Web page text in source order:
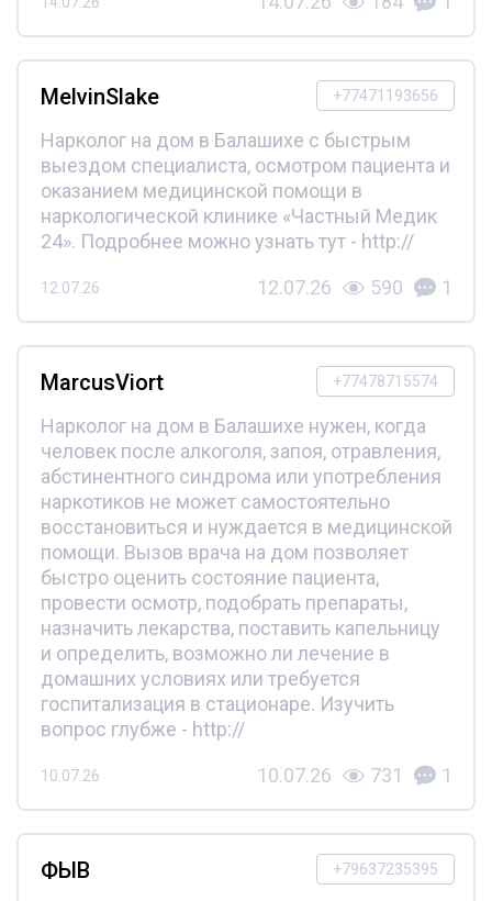
+77471193656
MelvinSlake
Нарколог на дом в Балашихе с быстрым
выездом специалиста, осмотром пациента и
оказанием медицинской помощи в
наркологической клинике «Частный Медик
24». Подробнее можно узнать тут - http://
12.07.26 12.07.26 590 1
+77478715574
MarcusViort
Нарколог на дом в Балашихе нужен, когда
человек после алкоголя, запоя, отравления,
абстинентного синдрома или употребления
наркотиков не может самостоятельно
восстановиться и нуждается в медицинской
помощи. Вызов врача на дом позволяет
быстро оценить состояние пациента,
провести осмотр, подобрать препараты,
назначить лекарства, поставить капельницу
и определить, возможно ли лечение в
домашних условиях или требуется
госпитализация в стационаре. Изучить
вопрос глубже - http://
10.07.26 10.07.26 731 1
+79637235395
ФЫВ